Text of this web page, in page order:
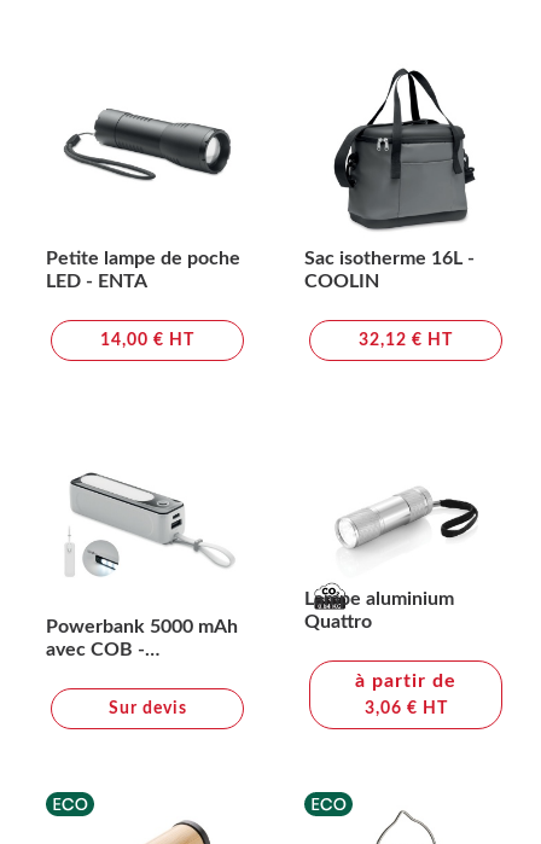
Petite lampe de poche
LED - ENTA
14,00 € HT
Sac isotherme 16L -
COOLIN
32,12 € HT
Powerbank 5000 mAh
avec COB -
Sur devis
Lampe aluminium
Quattro
à partir de
3,06 € HT